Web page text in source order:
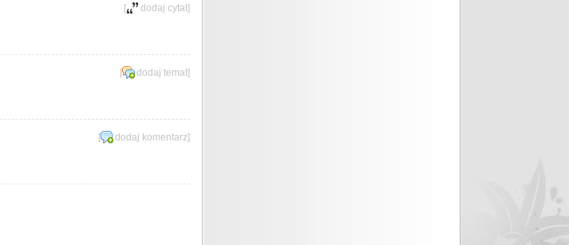
[ dodaj cytat]
[ dodaj temat]
[ dodaj komentarz]